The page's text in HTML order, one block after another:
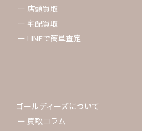
ー 店頭買取
ー 宅配買取
ー LINEで簡単査定
ゴールディーズについて
ー 買取コラム